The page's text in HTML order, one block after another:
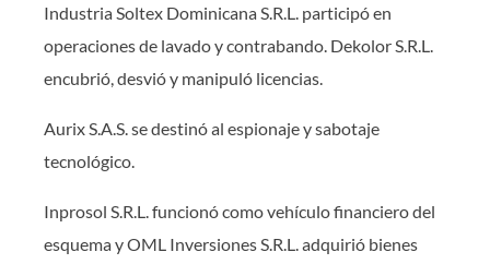
Industria Soltex Dominicana S.R.L. participó en
operaciones de lavado y contrabando. Dekolor S.R.L.
encubrió, desvió y manipuló licencias.
Aurix S.A.S. se destinó al espionaje y sabotaje
tecnológico.
Inprosol S.R.L. funcionó como vehículo financiero del
esquema y OML Inversiones S.R.L. adquirió bienes